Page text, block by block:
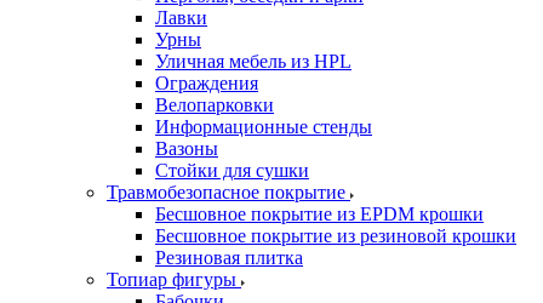
Лавки
Урны
Уличная мебель из HPL
Ограждения
Велопарковки
Информационные стенды
Вазоны
Стойки для сушки
Травмобезопасное покрытие
Бесшовное покрытие из EPDM крошки
Бесшовное покрытие из резиновой крошки
Резиновая плитка
Топиар фигуры